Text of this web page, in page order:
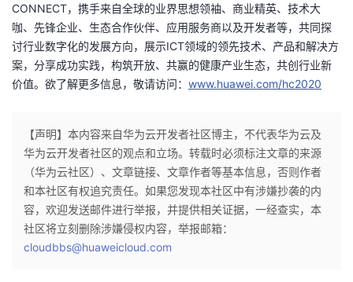
CONNECT，携手来自全球的业界思想领袖、商业精英、技术大
咖、先锋企业、生态合作伙伴、应用服务商以及开发者等，共同探
讨行业数字化的发展方向，展示ICT领域的领先技术、产品和解决方
案，分享成功实践，构筑开放、共赢的健康产业生态，共创行业新
价值。欲了解更多信息，敬请访问： www.huawei.com/hc2020
【声明】本内容来自华为云开发者社区博主，不代表华为云及
华为云开发者社区的观点和立场。转载时必须标注文章的来源
（华为云社区）、文章链接、文章作者等基本信息，否则作者
和本社区有权追究责任。如果您发现本社区中有涉嫌抄袭的内
容，欢迎发送邮件进行举报，并提供相关证据，一经查实，本
社区将立刻删除涉嫌侵权内容，举报邮箱：
cloudbbs@huaweicloud.com